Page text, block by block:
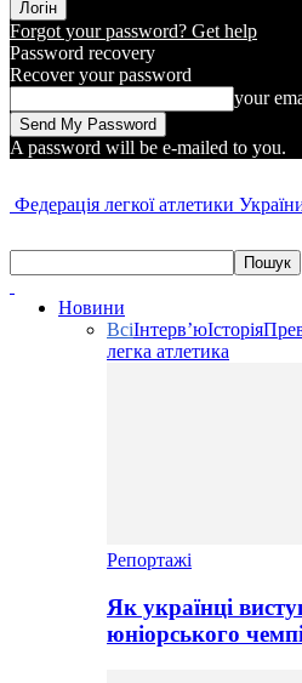
Forgot your password? Get help
Password recovery
Recover your password
your
A password will be e-mailed to you.
Федерація легкої атлетики
Новини
ВсіІнтерв’юІсторія
легка атлетика
Репортажі
Як українці
юніорського